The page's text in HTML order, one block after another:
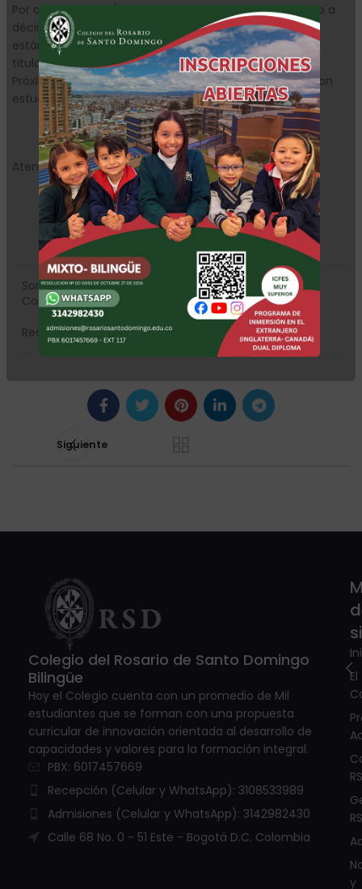
Por otra parte, los/las estudiantes de los grados octavo a
décimo que cuenten con el nivel de Lengua B2 o B1++
están invitados a participar en el programa de doble
titulación con el colegio americanoColumbia School
Próximamente, estaremos convocando a la reunión con
estudiantes y padres de familia interesados.
Atentamente
Sor Marta Lucía
Correal Bermúdez O.P.
Rectora
Erika Montoya Serrano
Coordinadora de
Bilingüismo
Siguiente
Colegio del Rosario de Santo Domingo
Bilingüe
Hoy el Colegio cuenta con un promedio de Mil
estudiantes que se forman con una propuesta
curricular de innovación orientada al desarrollo de
capacidades y valores para la formación integral.
PBX: 6017457669
Recepción (Celular y WhatsApp): 3108533989
Admisiones (Celular y WhatsApp): 3142982430
Calle 68 No. 0 - 51 Este - Bogotá D.C. Colombia
El
y